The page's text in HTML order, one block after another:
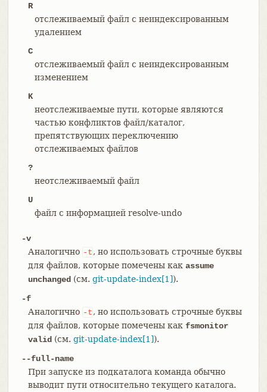
R
отслеживаемый файл с неиндексированным
удалением
C
отслеживаемый файл с неиндексированным
изменением
K
неотслеживаемые пути, которые являются
частью конфликтов файл/каталог,
препятствующих переключению
отслеживаемых файлов
?
неотслеживаемый файл
U
файл с информацией resolve-undo
-v
Аналогично -t, но использовать строчные буквы
для файлов, которые помечены как assume
unchanged(см. git-update-index[1]).
-f
Аналогично -t, но использовать строчные буквы
для файлов, которые помечены как fsmonitor
valid(см. git-update-index[1]).
--full-name
При запуске из подкаталога команда обычно
выводит пути относительно текущего каталога.